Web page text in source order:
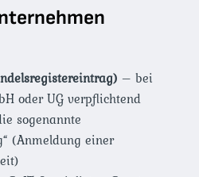
– bei
oder UG verpflichtend
sogenannte
(Anmeldung einer